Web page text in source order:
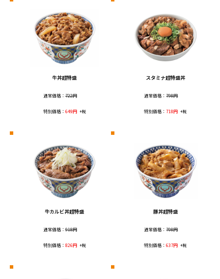
牛丼超特盛
通常価格：722円
特別価格： 649円 +税
スタミナ超特盛丼
通常価格：798円
特別価格：718円 +税
牛カルビ丼超特盛
通常価格：918円
特別価格： 826円 +税
豚丼超特盛
通常価格：708円
特別価格：637円 +税